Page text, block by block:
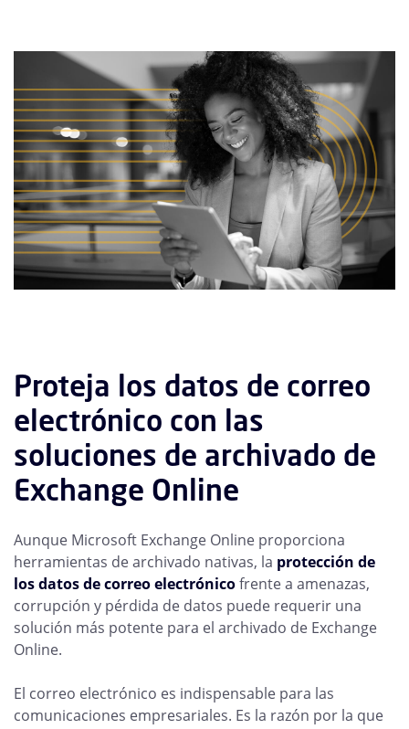
Proteja los datos de correo
electrónico con las
soluciones de archivado de
Exchange Online
Aunque Microsoft Exchange Online proporciona
herramientas de archivado nativas, la protección de
los datos de correo electrónicofrente a amenazas,
corrupción y pérdida de datos puede requerir una
solución más potente para el archivado de Exchange
Online.
El correo electrónico es indispensable para las
comunicaciones empresariales. Es la razón por la que